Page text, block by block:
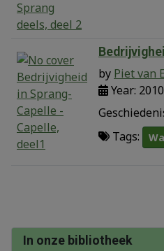
by Piet van
Year: 2010
Tags:
In onze bibliotheek